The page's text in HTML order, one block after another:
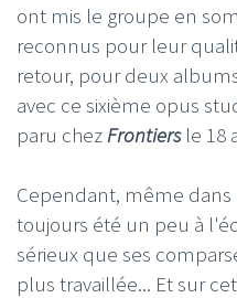
ont mis le groupe en
reconnus pour leur
retour, pour deux
avec ce sixième opus
paru chezFrontiersle 18
Cependant, même dans
toujours été un peu à
sérieux que ses
plus travaillée... Et sur